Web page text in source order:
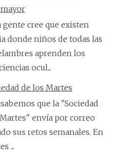
gente cree que existen
donde niños de todas las
aprenden los
ocul...
de los Martes
que la "Sociedad
envía por correo
sus retos semanales. En
...